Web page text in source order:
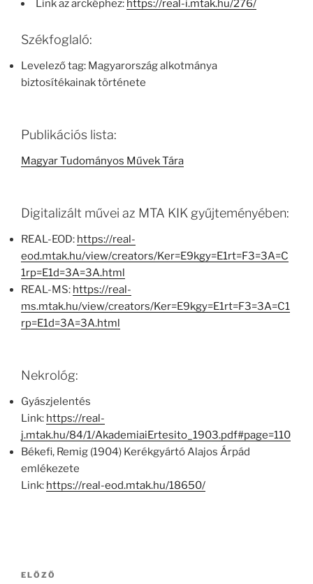
Link az arcképhez: https://real-i.mtak.hu/276/
Székfoglaló:
Levelező tag: Magyarország alkotmánya
biztosítékainak története
Publikációs lista:
Magyar Tudományos Művek Tára
Digitalizált művei az MTA KIK gyűjteményében:
REAL-EOD: https://real-
eod.mtak.hu/view/creators/Ker=E9kgy=E1rt=F3=3A=C
1rp=E1d=3A=3A.html
REAL-MS: https://real-
ms.mtak.hu/view/creators/Ker=E9kgy=E1rt=F3=3A=C1
rp=E1d=3A=3A.html
Nekrológ:
Gyászjelentés
Link: https://real-
j.mtak.hu/84/1/AkademiaiErtesito_1903.pdf#page=110
Békefi, Remig (1904) Kerékgyártó Alajos Árpád
emlékezete
Link: https://real-eod.mtak.hu/18650/
Bejegyzés
Korábbi
ELŐZŐ